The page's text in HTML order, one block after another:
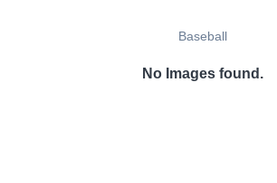
Baseball
No Images found.